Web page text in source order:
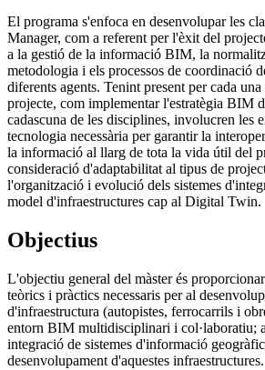
El programa s'enfoca en desenvolupar les
Manager, com a referent per l'èxit del
a la gestió de la informació BIM, la
metodologia i els processos de coordinació
diferents agents. Tenint present per cada una
projecte, com implementar l'estratègia BIM
cadascuna de les disciplines, involucren les
tecnologia necessària per garantir la
la informació al llarg de tota la vida útil del
consideració d'adaptabilitat al tipus de
l'organització i evolució dels sistemes
model d'infraestructures cap al Digital Twin.
Objectius
L'objectiu general del màster és
teòrics i pràctics necessaris per al
d'infraestructura (autopistes, ferrocarrils i
entorn BIM multidisciplinari i col·laboratiu;
integració de sistemes d'informació
desenvolupament d'aquestes infraestructures.